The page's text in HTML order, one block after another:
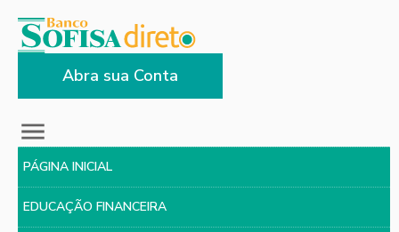
Abra sua Conta
PÁGINA INICIAL
EDUCAÇÃO FINANCEIRA